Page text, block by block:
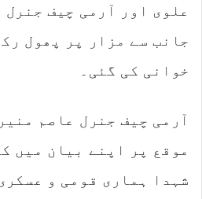
علوی اور آرمی چیف جنرل
جانب سے مزار پر پھول
خوانی کی گئی۔
آرمی چیف جنرل عاصم
موقع پر اپنے بیان میں
شہدا ہماری قومی و